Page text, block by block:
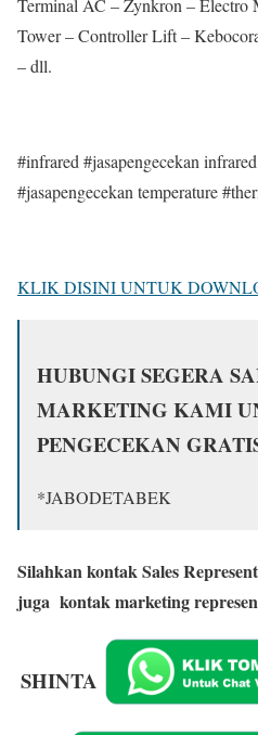
Terminal AC – Zynkron – Electro
Tower – Controller Lift –
– dll.
#infrared #jasapengecekan
#jasapengecekan temperature
KLIK DISINI UNTUK
HUBUNGI SEGERA
MARKETING KAMI
PENGECEKAN
*JABODETABEK
Silahkan kontak Sales
juga kontak marketing
SHINTA